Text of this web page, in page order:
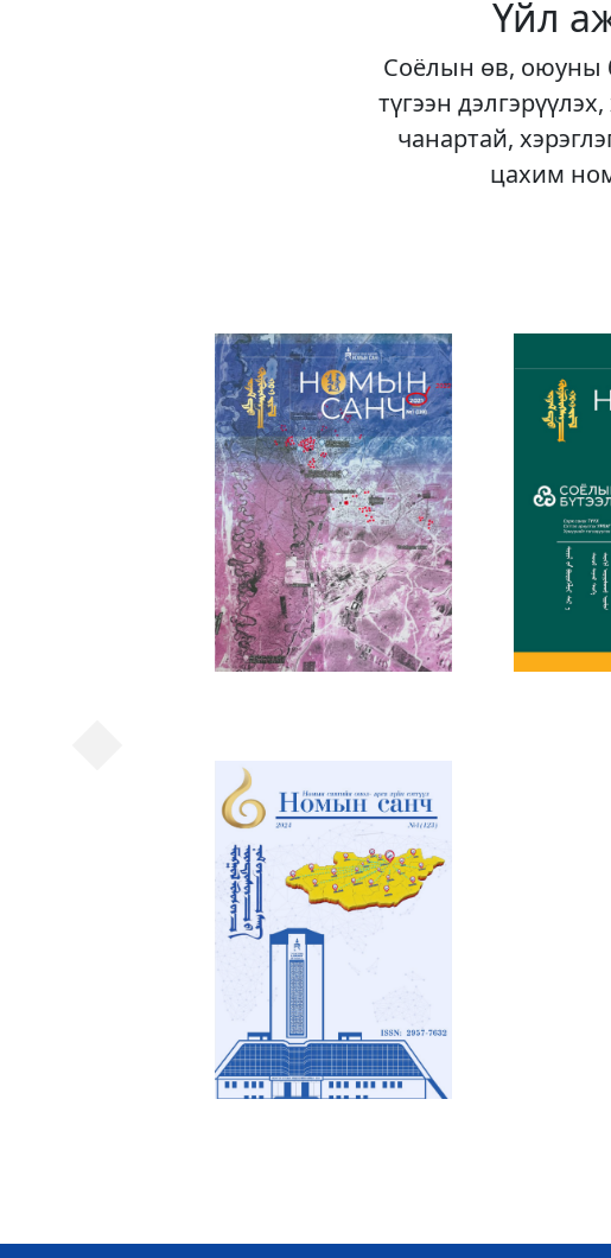
Үйл
Соёлын өв, оюуны
түгээн
чанартай,
цахим